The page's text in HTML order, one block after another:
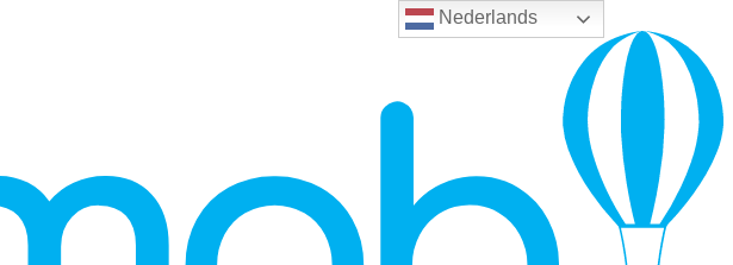
Nederlands